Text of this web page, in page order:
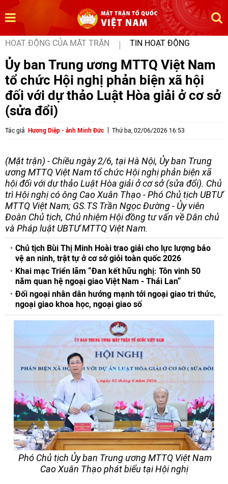
HOẠT ĐỘNG CỦA MẶT TRẬN TIN HOẠT ĐỘNG
Ủy ban Trung ương MTTQ Việt Nam
tổ chức Hội nghị phản biện xã hội
đối với dự thảo Luật Hòa giải ở cơ sở
(sửa đổi)
Tác giả Hương Diệp - ảnh Minh Đức Thứ ba, 02/06/2026 16:53
(Mặt trận) - Chiều ngày 2/6, tại Hà Nội, Ủy ban Trung
ương MTTQ Việt Nam tổ chức Hội nghị phản biện xã
hội đối với dự thảo Luật Hòa giải ở cơ sở (sửa đổi). Chủ
trì Hội nghị có ông Cao Xuân Thạo - Phó Chủ tịch UBTƯ
MTTQ Việt Nam; GS.TS Trần Ngọc Đường - Ủy viên
Đoàn Chủ tịch, Chủ nhiệm Hội đồng tư vấn về Dân chủ
và Pháp luật UBTƯ MTTQ Việt Nam.
Chủ tịch Bùi Thị Minh Hoài trao giải cho lực lượng bảo
vệ an ninh, trật tự ở cơ sở giỏi toàn quốc 2026
Khai mạc Triển lãm “Đan kết hữu nghị: Tôn vinh 50
năm quan hệ ngoại giao Việt Nam - Thái Lan“
Đối ngoại nhân dân hướng mạnh tới ngoại giao tri thức,
ngoại giao khoa học, ngoại giao số
Phó Chủ tịch Ủy ban Trung ương MTTQ Việt Nam
Cao Xuân Thạo phát biểu tại Hội nghị